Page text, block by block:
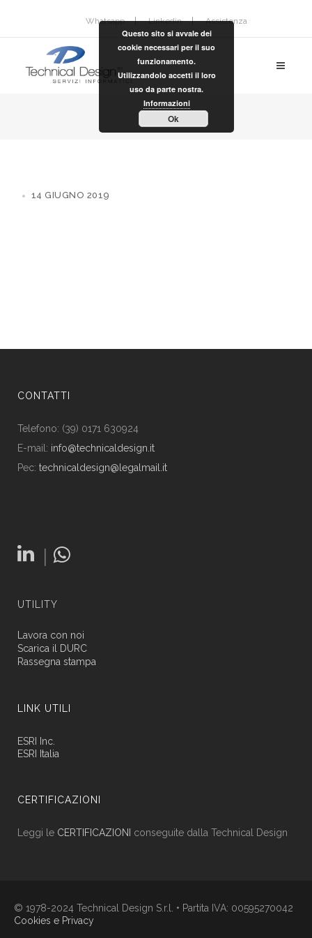
Whatsapp Linkedin Assistenza
14 GIUGNO 2019
CONTATTI
Telefono: (39) 0171 630924
E-mail: info@technicaldesign.it
Pec: technicaldesign@legalmail.it
|
UTILITY
Lavora con noi
Scarica il DURC
Rassegna stampa
LINK UTILI
ESRI Inc.
ESRI Italia
CERTIFICAZIONI
Leggi le CERTIFICAZIONI conseguite dalla Technical Design
© 1978-2024 Technical Design S.r.l. • Partita IVA: 00595270042
Cookies e Privacy
Questo sito si avvale dei
cookie necessari per il suo
funzionamento.
Utilizzandolo accetti il loro
uso da parte nostra.
Informazioni
Ok